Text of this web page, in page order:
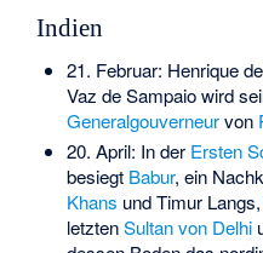
Indien
21. Februar: Henrique
Vaz de Sampaiowird
Generalgouverneurvon
20. April: In der Ersten
besiegt Babur, ein
Khans undTimur Langs,
letztenSultan von Delhi